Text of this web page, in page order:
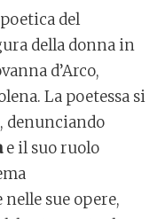
del
della donna in
d’Arco,
La poetessa si
denunciando
e il suo ruolo
sue opere,